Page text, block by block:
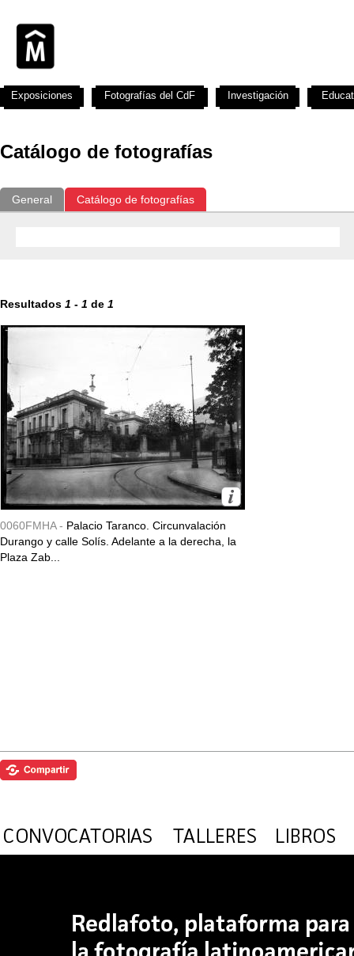
Catálogo de fotografías
General Catálogo de fotografías
Resultados 1 - 1 de 1
0060FMHA - Palacio Taranco. Circunvalación
Durango y calle Solís. Adelante a la derecha, la
Plaza Zab...
Exposiciones Fotografías del CdF Investigación